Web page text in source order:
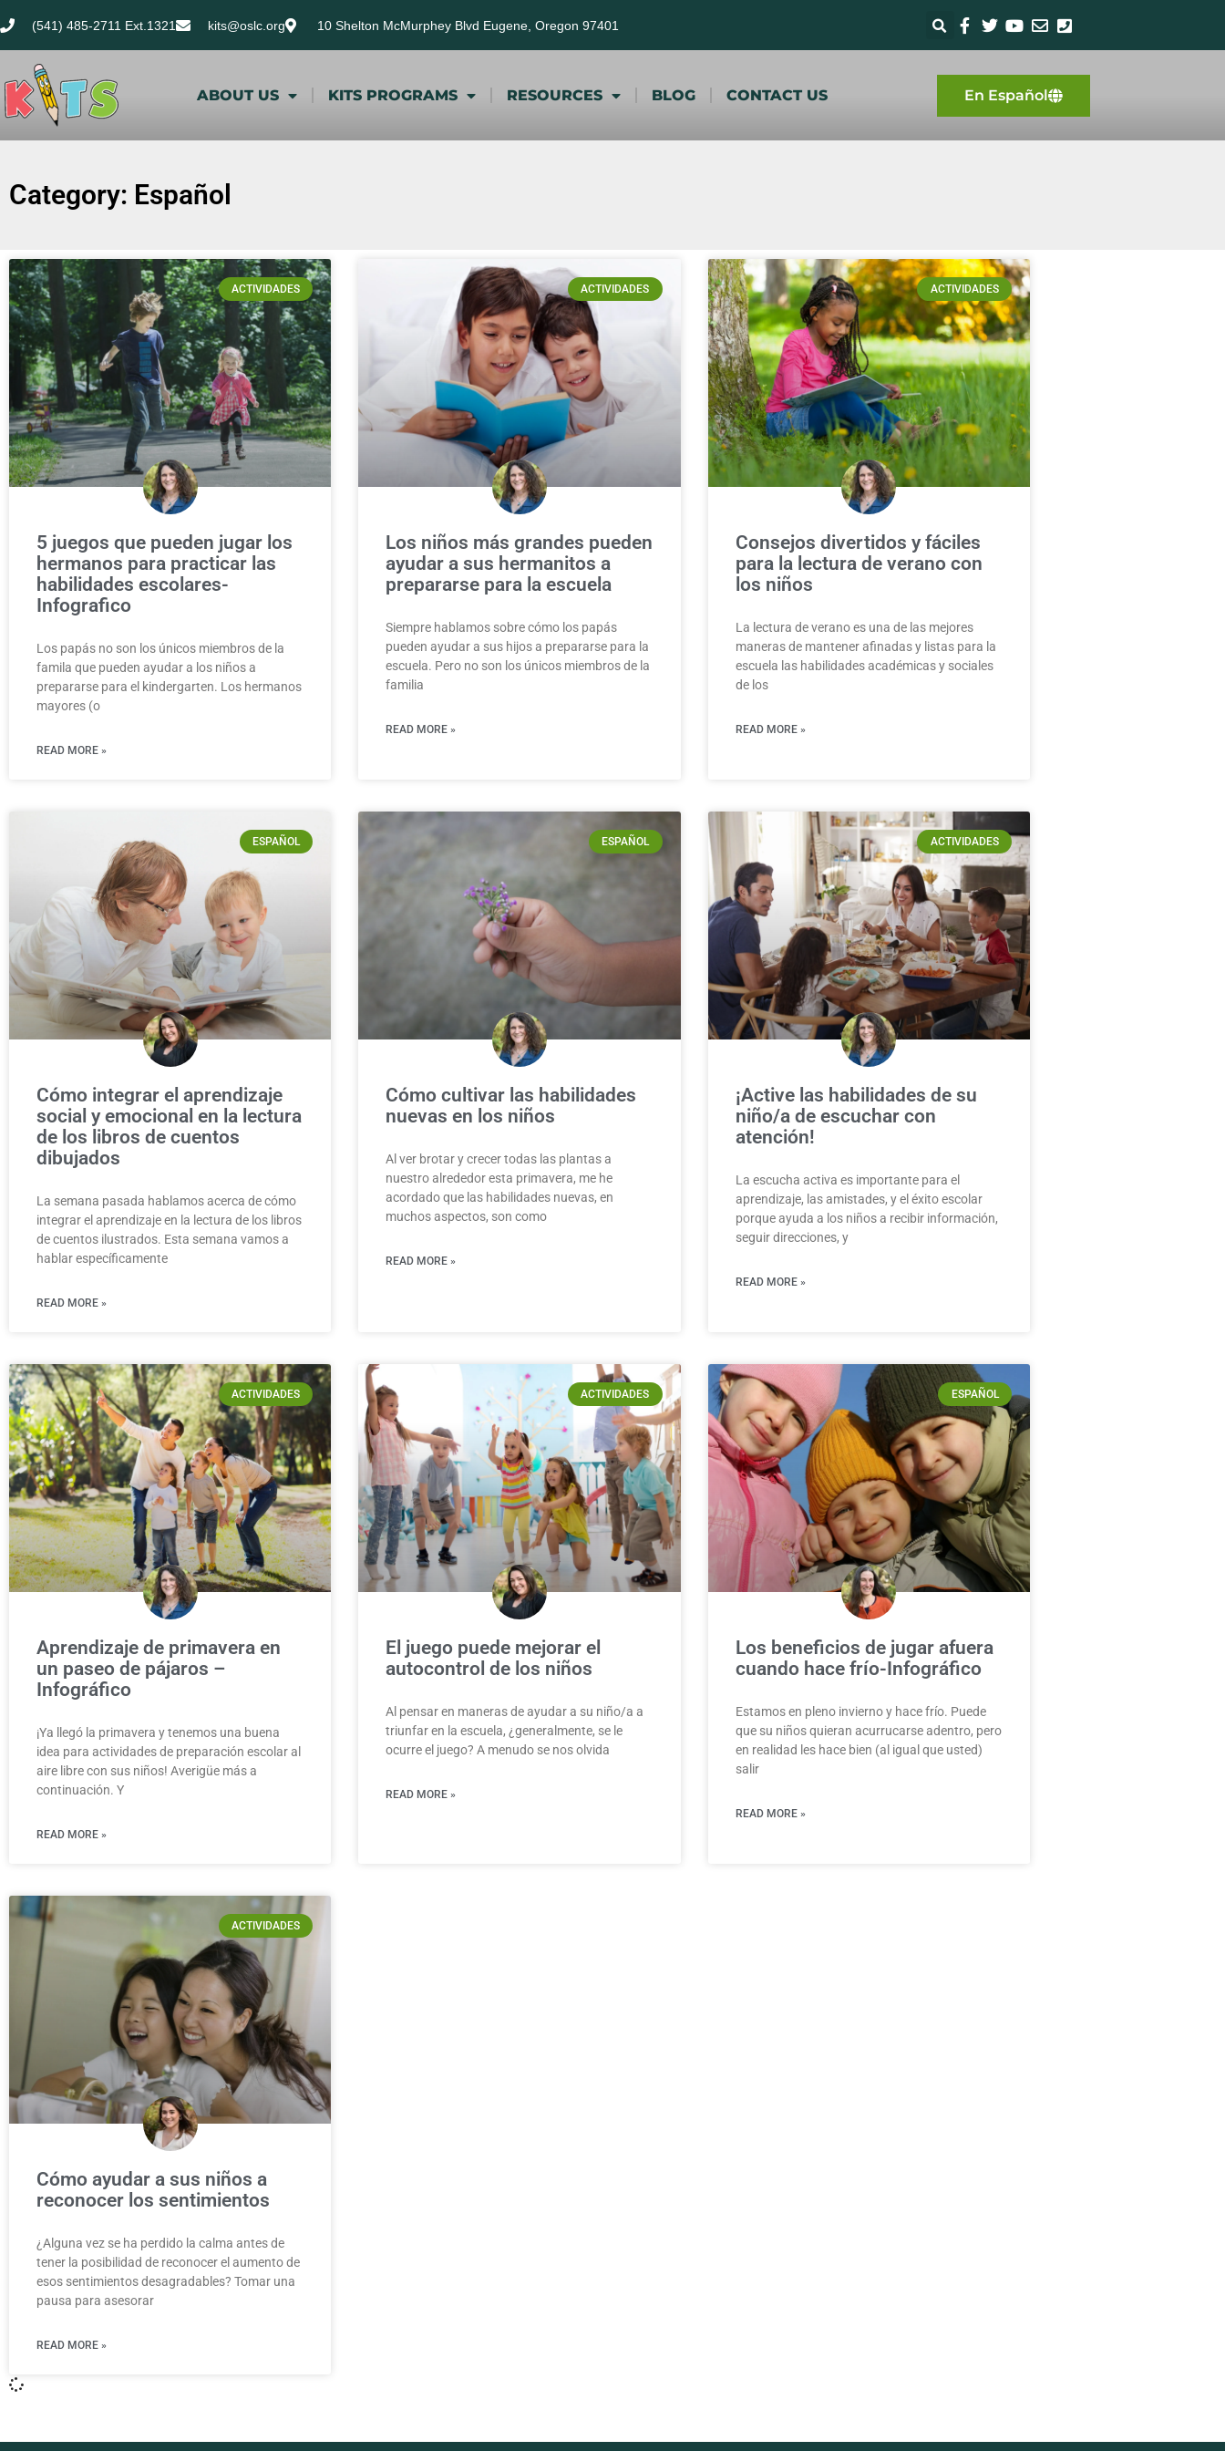
(541) 485-2711 Ext.1321 kits@oslc.org 10 Shelton McMurphey Blvd Eugene, Oregon 97401
ABOUT US KITS PROGRAMS RESOURCES BLOG CONTACT US En Español
Category: Español
ACTIVIDADES
5 juegos que pueden jugar los
hermanos para practicar las
habilidades escolares-
Infografico
Los papás no son los únicos miembros de la
famila que pueden ayudar a los niños a
prepararse para el kindergarten. Los hermanos
mayores (o
READ MORE »
ACTIVIDADES
Los niños más grandes pueden
ayudar a sus hermanitos a
prepararse para la escuela
Siempre hablamos sobre cómo los papás
pueden ayudar a sus hijos a prepararse para la
escuela. Pero no son los únicos miembros de la
familia
READ MORE »
ACTIVIDADES
Consejos divertidos y fáciles
para la lectura de verano con
los niños
La lectura de verano es una de las mejores
maneras de mantener afinadas y listas para la
escuela las habilidades académicas y sociales
de los
READ MORE »
ESPAÑOL
Cómo integrar el aprendizaje
social y emocional en la lectura
de los libros de cuentos
dibujados
La semana pasada hablamos acerca de cómo
integrar el aprendizaje en la lectura de los libros
de cuentos ilustrados. Esta semana vamos a
hablar específicamente
READ MORE »
ESPAÑOL
Cómo cultivar las habilidades
nuevas en los niños
Al ver brotar y crecer todas las plantas a
nuestro alrededor esta primavera, me he
acordado que las habilidades nuevas, en
muchos aspectos, son como
READ MORE »
ACTIVIDADES
¡Active las habilidades de su
niño/a de escuchar con
atención!
La escucha activa es importante para el
aprendizaje, las amistades, y el éxito escolar
porque ayuda a los niños a recibir información,
seguir direcciones, y
READ MORE »
ACTIVIDADES
Aprendizaje de primavera en
un paseo de pájaros –
Infográfico
¡Ya llegó la primavera y tenemos una buena
idea para actividades de preparación escolar al
aire libre con sus niños! Averigüe más a
continuación. Y
READ MORE »
ACTIVIDADES
El juego puede mejorar el
autocontrol de los niños
Al pensar en maneras de ayudar a su niño/a a
triunfar en la escuela, ¿generalmente, se le
ocurre el juego? A menudo se nos olvida
READ MORE »
ESPAÑOL
Los beneficios de jugar afuera
cuando hace frío-Infográfico
Estamos en pleno invierno y hace frío. Puede
que su niños quieran acurrucarse adentro, pero
en realidad les hace bien (al igual que usted)
salir
READ MORE »
ACTIVIDADES
Cómo ayudar a sus niños a
reconocer los sentimientos
¿Alguna vez se ha perdido la calma antes de
tener la posibilidad de reconocer el aumento de
esos sentimientos desagradables? Tomar una
pausa para asesorar
READ MORE »